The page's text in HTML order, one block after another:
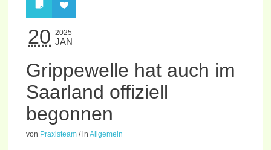
20 2025
JAN
Grippewelle hat auch im
Saarland offiziell
begonnen
von Praxisteam / inAllgemein